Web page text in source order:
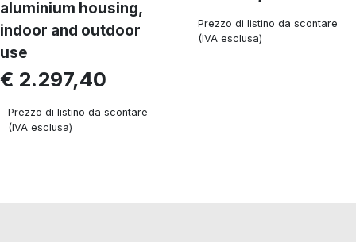
aluminium housing,
indoor and outdoor
use
€ 2.297,40
Prezzo di listino da scontare
(IVA esclusa)
Prezzo di listino da scontare
(IVA esclusa)